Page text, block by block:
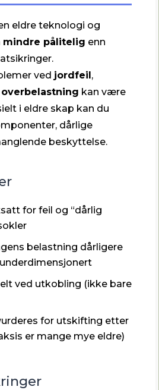
eldre teknologi og
mindre pålitelig enn
ved jordfeil,
overbelastning kan være
i eldre skap kan du
dårlige
beskyttelse.
for feil og “dårlig
belastning dårligere
ved utkobling (ikke bare
for utskifting etter
er mange mye eldre)